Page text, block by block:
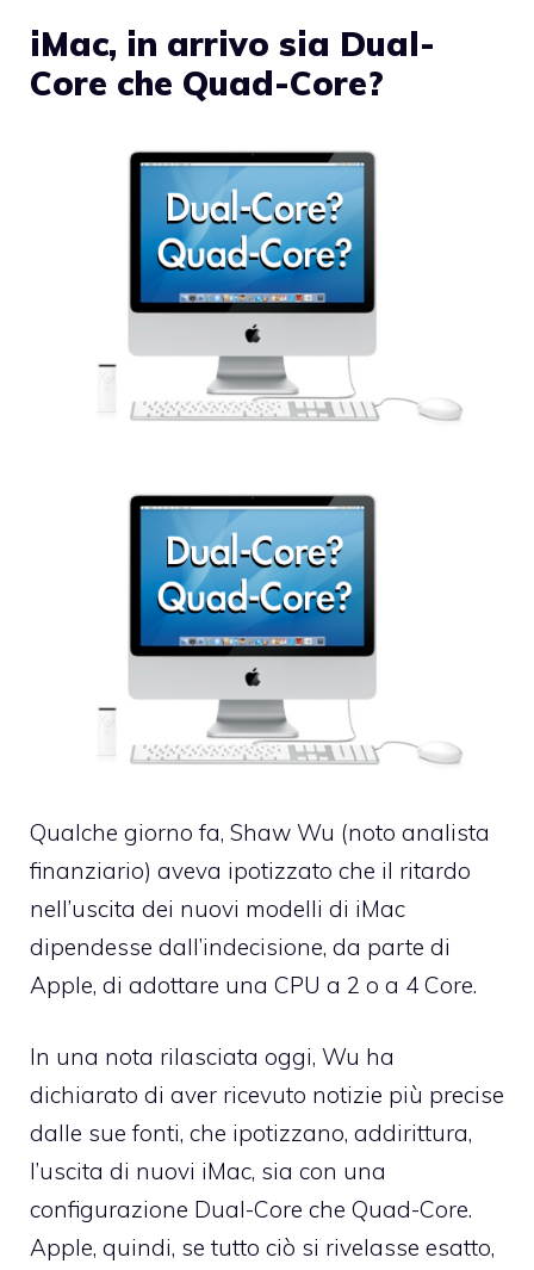
iMac, in arrivo sia Dual-
Core che Quad-Core?
Qualche giorno fa, Shaw Wu (noto analista
finanziario) aveva ipotizzato che il ritardo
nell’uscita dei nuovi modelli di iMac
dipendesse dall’indecisione, da parte di
Apple, di adottare una CPU a 2 o a 4 Core.
In una nota rilasciata oggi, Wu ha
dichiarato di aver ricevuto notizie più precise
dalle sue fonti, che ipotizzano, addirittura,
l’uscita di nuovi iMac, sia con una
configurazione Dual-Core che Quad-Core.
Apple, quindi, se tutto ciò si rivelasse esatto,